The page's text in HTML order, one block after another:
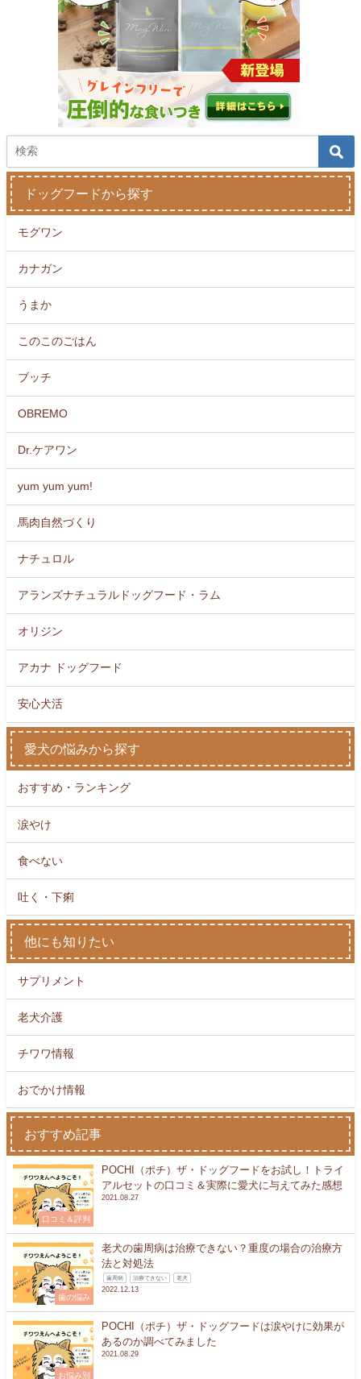
ドッグフードから探す
モグワン
カナガン
うまか
このこのごはん
ブッチ
OBREMO
Dr.ケアワン
yum yum yum!
馬肉自然づくり
ナチュロル
アランズナチュラルドッグフード・ラム
オリジン
アカナ ドッグフード
安心犬活
愛犬の悩みから探す
おすすめ・ランキング
涙やけ
食べない
吐く・下痢
他にも知りたい
サプリメント
老犬介護
チワワ情報
おでかけ情報
おすすめ記事
口コミ＆評判
POCHI（ポチ）ザ・ドッグフードをお試し！トライ
アルセットの口コミ＆実際に愛犬に与えてみた感想
2021.08.27
歯の悩み
老犬の歯周病は治療できない？重度の場合の治療方
法と対処法
歯周病 治療できない 老犬
2022.12.13
お悩み別
POCHI（ポチ）ザ・ドッグフードは涙やけに効果が
あるのか調べてみました
2021.08.29